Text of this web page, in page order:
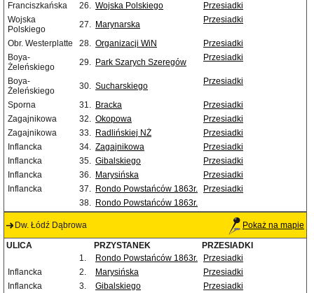
Franciszkańska
26. Wojska Polskiego
Przesiadki
Wojska
Polskiego
27. Marynarska Przesiadki
Obr. Westerplatte 28. Organizacji WiN
Przesiadki
Boya-
Żeleńskiego
29. Park Szarych Szeregów Przesiadki
Boya-
Żeleńskiego
30. Sucharskiego Przesiadki
Sporna 31. Bracka
Przesiadki
Zagajnikowa
32. Okopowa
Przesiadki
Zagajnikowa
33. Radlińskiej NŻ
Przesiadki
Inflancka
34. Zagajnikowa
Przesiadki
Inflancka
35. Gibalskiego
Przesiadki
Inflancka
36. Marysińska
Przesiadki
Inflancka
37. Rondo Powstańców 1863r.
Przesiadki
38. Rondo Powstańców 1863r.
Dw. Łódź Dąbrowa Pokaż na mapie
ULICA PRZYSTANEK
PRZESIADKI
1.
Rondo Powstańców 1863r.
Przesiadki
Inflancka
2. Marysińska
Przesiadki
Inflancka
3. Gibalskiego
Przesiadki